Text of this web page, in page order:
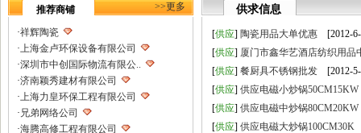
推荐商铺 >>更多
·祥辉陶瓷
·上海金卢环保设备有限公司
·深圳市中创国际物流有限公..
·济南颖秀建材有限公司
·上海力皇环保工程有限公司
· 兄弟网络公司
·海腾高修工程有限公司
供求信息
[供应] 陶瓷用品大单优惠 [2012-
[供应] 厦门市鑫华艺酒店纺织用品
[供应] 餐厨具不锈钢批发 [2012-
[供应] 供应电磁小炒锅50CM15KW
[供应] 供应电磁中炒锅80CM20KW
[供应] 供应电磁大炒锅100CM30K